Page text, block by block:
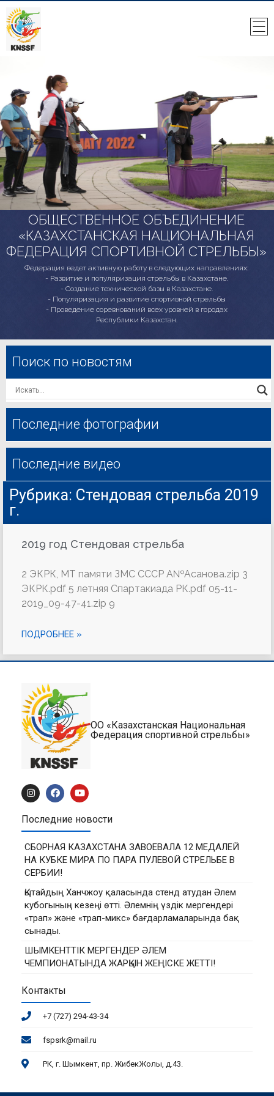
ОБЩЕСТВЕННОЕ ОБЪЕДИНЕНИЕ
«КАЗАХСТАНСКАЯ НАЦИОНАЛЬНАЯ
ФЕДЕРАЦИЯ СПОРТИВНОЙ СТРЕЛЬБЫ»
Федерация ведет активную работу в следующих направлениях:
- Развитие и популяризация стрельбы в Казахстане.
- Создание технической базы в Казахстане.
- Популяризация и развитие спортивной стрельбы
- Проведение соревнований всех уровней в городах
Республики Казахстан.
Рубрика: Стендовая стрельба 2019
г.
2019 год Стендовая стрельба
2 ЭКРК, МТ памяти ЗМС СССР А№Асанова.zip 3
ЭКРК.pdf 5 летняя Спартакиада РК.pdf 05-11-
2019_09-47-41.zip 9
ПОДРОБНЕЕ »
Поиск по новостям
Последние фотографии
Последние видео
ОО «Казахстанская Национальная
Федерация спортивной стрельбы»
Последние новости
СБОРНАЯ КАЗАХСТАНА ЗАВОЕВАЛА 12 МЕДАЛЕЙ
НА КУБКЕ МИРА ПО ПАРА ПУЛЕВОЙ СТРЕЛЬБЕ В
СЕРБИИ!
Қытайдың Ханчжоу қаласында стенд атудан Әлем
кубогының кезеңі өтті. Әлемнің үздік мергендері
«трап» және «трап-микс» бағдарламаларында бақ
сынады.
ШЫМКЕНТТІК МЕРГЕНДЕР ӘЛЕМ
ЧЕМПИОНАТЫНДА ЖАРҚЫН ЖЕҢІСКЕ ЖЕТТІ!
Контакты
+7 (727) 294-43-34
fspsrk@mail.ru
РК, г. Шымкент, пр. ЖибекЖолы, д.43.